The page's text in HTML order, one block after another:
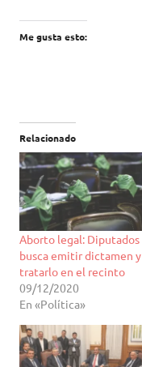
Me gusta esto:
Relacionado
Aborto legal: Diputados
busca emitir dictamen y
tratarlo en el recinto
09/12/2020
En «Política»